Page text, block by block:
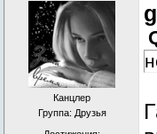
Канцлер
Группа: Друзья